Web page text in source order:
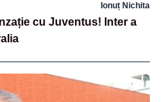
Ionuț Nichita
cu Juventus! Inter a